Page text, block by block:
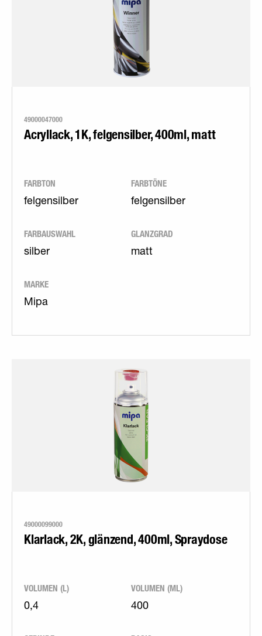
49000047000
Acryllack, 1K, felgensilber, 400ml, matt
FARBTON
felgensilber
FARBTÖNE
felgensilber
FARBAUSWAHL
silber
GLANZGRAD
matt
MARKE
Mipa
49000099000
Klarlack, 2K, glänzend, 400ml, Spraydose
VOLUMEN (L)
0,4
VOLUMEN (ML)
400